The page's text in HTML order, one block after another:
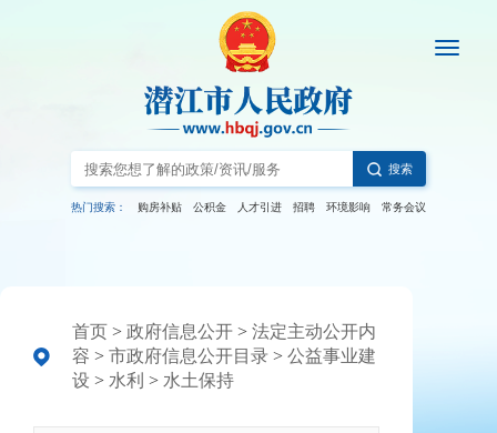
搜索
热门搜索： 购房补贴 公积金 人才引进 招聘 环境影响 常务会议
首页 > 政府信息公开 > 法定主动公开内
容 > 市政府信息公开目录 > 公益事业建
设 > 水利 > 水土保持